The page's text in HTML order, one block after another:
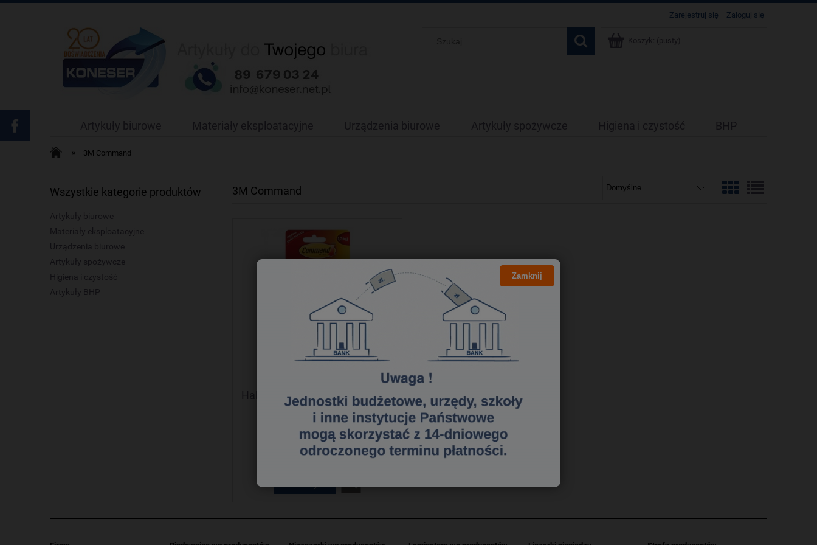
Zarejestruj się Zaloguj się
Koszyk: (pusty)
Artykuły biurowe Materiały eksploatacyjne Urządzenia biurowe Artykuły spożywcze Higiena i czystość BHP
» 3M Command
Wszystkie kategorie produktów
Artykuły biurowe
Materiały eksploatacyjne
Urządzenia biurowe
Artykuły spożywcze
Higiena i czystość
Artykuły BHP
3M Command
Haki COMMAND wielokrotnego
użytku wodoodporne 3M-
XA004837606 W17081PL
18,07 zł
14,69 zł
Zamknij